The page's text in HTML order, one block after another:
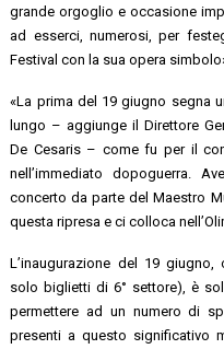
grande orgoglio e occasione
ad esserci, numerosi, per
Festival con la sua opera
«La prima del 19 giugno segna
lungo – aggiunge il Direttore
De Cesaris – come fu per il
nell’immediato dopoguerra.
concerto da parte del Maestro
questa ripresa e ci colloca
L’inaugurazione del 19
solo biglietti di 6° settore), è
permettere ad un numero di
presenti a questo significativo